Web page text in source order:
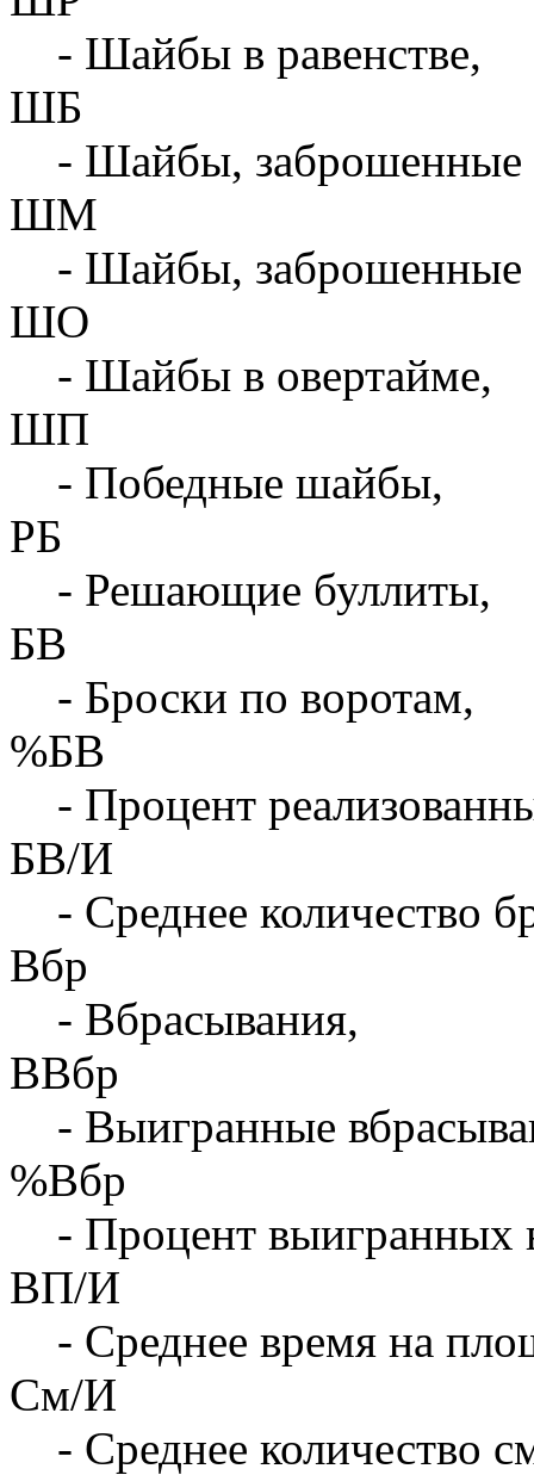
- Шайбы в равенстве,
ШБ
- Шайбы, заброшенные
ШМ
- Шайбы, заброшенные
ШО
- Шайбы в овертайме,
ШП
- Победные шайбы,
РБ
- Решающие буллиты,
БВ
- Броски по воротам,
%БВ
- Процент
БВ/И
- Среднее количество
Вбр
- Вбрасывания,
ВВбр
- Выигранные
%Вбр
- Процент выигранных
ВП/И
- Среднее время на
См/И
- Среднее количество